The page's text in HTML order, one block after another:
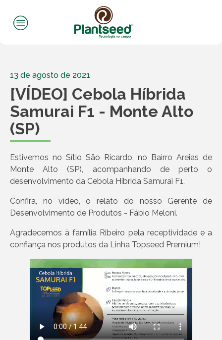
13 de agosto de 2021
[VÍDEO] Cebola Híbrida
Samurai F1 - Monte Alto
(SP)
Estivemos no Sítio São Ricardo, no Bairro Areias de
Monte Alto (SP), acompanhando de perto o
desenvolvimento da Cebola Híbrida Samurai F1.
Confira, no vídeo, o relato do nosso Gerente de
Desenvolvimento de Produtos - Fábio Meloni.
Agradecemos à família Ribeiro pela receptividade e a
confiança nos produtos da Linha Topseed Premium!